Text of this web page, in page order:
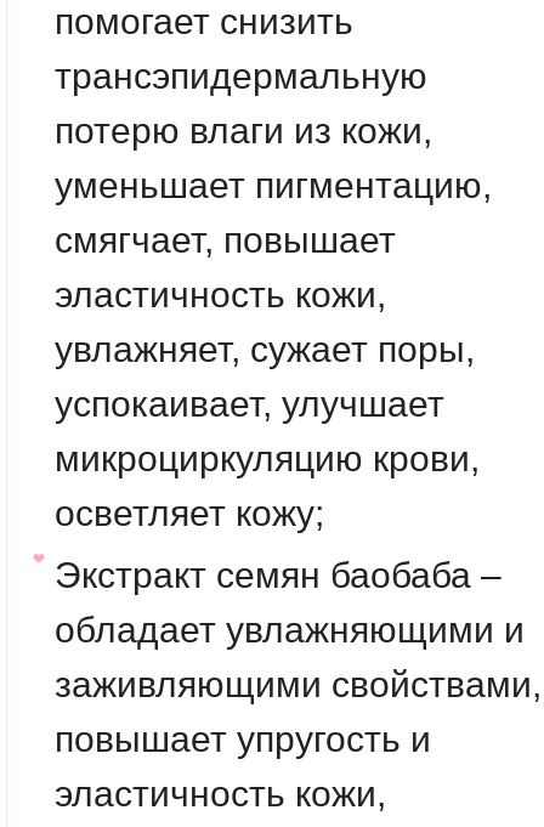
помогает снизить
трансэпидермальную
потерю влаги из кожи,
уменьшает пигментацию,
смягчает, повышает
эластичность кожи,
увлажняет, сужает поры,
успокаивает, улучшает
микроциркуляцию крови,
осветляет кожу;
Экстракт семян баобаба –
обладает увлажняющими и
заживляющими свойствами,
повышает упругость и
эластичность кожи,